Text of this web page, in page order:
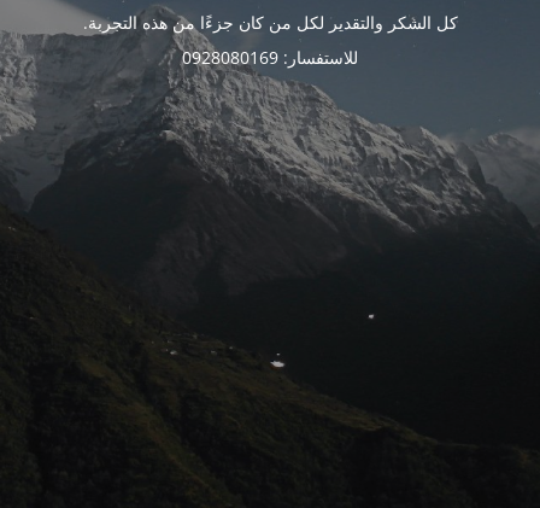
كل الشكر والتقدير لكل من كان جزءًا من هذه التجربة.
للاستفسار: 0928080169